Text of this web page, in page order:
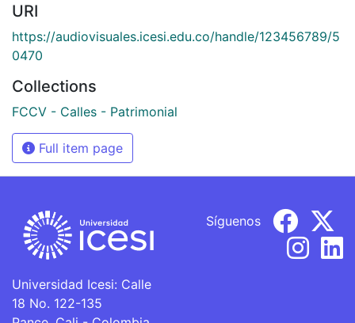
URI
https://audiovisuales.icesi.edu.co/handle/123456789/5
0470
Collections
FCCV - Calles - Patrimonial
Full item page
Universidad Icesi: Calle
18 No. 122-135
Síguenos